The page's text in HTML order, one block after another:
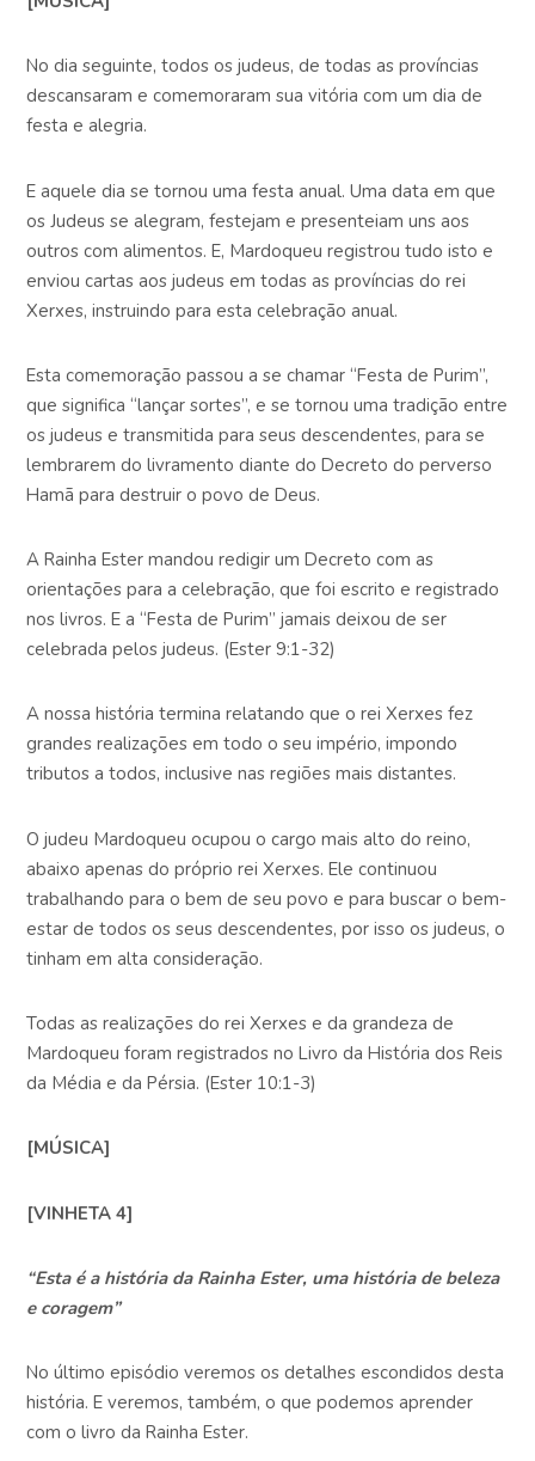
No dia seguinte, todos os judeus, de todas as províncias
descansaram e comemoraram sua vitória com um dia de
festa e alegria.
E aquele dia se tornou uma festa anual. Uma data em que
os Judeus se alegram, festejam e presenteiam uns aos
outros com alimentos. E, Mardoqueu registrou tudo isto e
enviou cartas aos judeus em todas as províncias do rei
Xerxes, instruindo para esta celebração anual.
Esta comemoração passou a se chamar “Festa de Purim”,
que significa “lançar sortes”, e se tornou uma tradição entre
os judeus e transmitida para seus descendentes, para se
lembrarem do livramento diante do Decreto do perverso
Hamã para destruir o povo de Deus.
A Rainha Ester mandou redigir um Decreto com as
orientações para a celebração, que foi escrito e registrado
nos livros. E a “Festa de Purim” jamais deixou de ser
celebrada pelos judeus. (Ester 9:1-32)
A nossa história termina relatando que o rei Xerxes fez
grandes realizações em todo o seu império, impondo
tributos a todos, inclusive nas regiões mais distantes.
O judeu Mardoqueu ocupou o cargo mais alto do reino,
abaixo apenas do próprio rei Xerxes. Ele continuou
trabalhando para o bem de seu povo e para buscar o bem-
estar de todos os seus descendentes, por isso os judeus, o
tinham em alta consideração.
Todas as realizações do rei Xerxes e da grandeza de
Mardoqueu foram registrados no Livro da História dos Reis
da Média e da Pérsia. (Ester 10:1-3)
[MÚSICA]
[VINHETA 4]
“Esta é a história da Rainha Ester, uma história de beleza
e coragem”
No último episódio veremos os detalhes escondidos desta
história. E veremos, também, o que podemos aprender
com o livro da Rainha Ester.